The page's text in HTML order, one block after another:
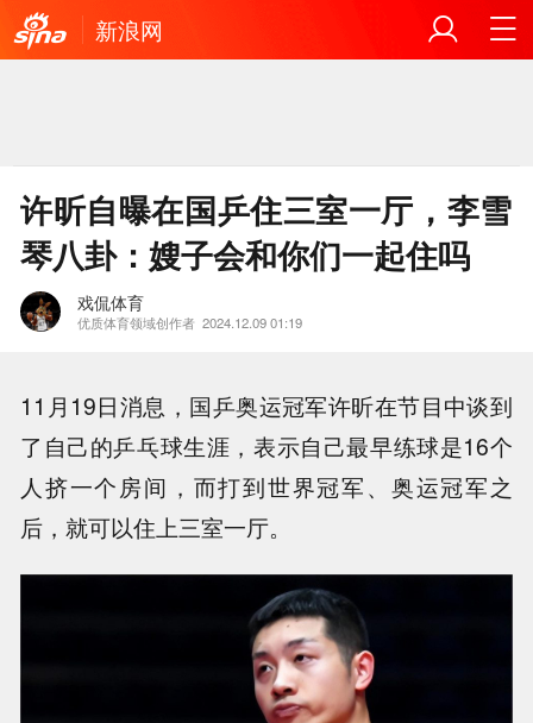
新浪网
许昕自曝在国乒住三室一厅，李雪
琴八卦：嫂子会和你们一起住吗
戏侃体育
优质体育领域创作者 2024.12.09 01:19
11月19日消息，国乒奥运冠军许昕在节目中谈到
了自己的乒乓球生涯，表示自己最早练球是16个
人挤一个房间，而打到世界冠军、奥运冠军之
后，就可以住上三室一厅。